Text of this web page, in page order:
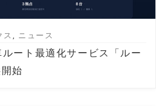
ート最適化サービス「ルー
始
ス, ニュース